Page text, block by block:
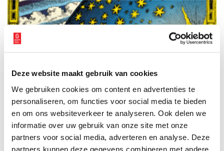
Deze website maakt gebruik van cookies
We gebruiken cookies om content en advertenties te
personaliseren, om functies voor social media te bieden
en om ons websiteverkeer te analyseren. Ook delen we
informatie over uw gebruik van onze site met onze
partners voor social media, adverteren en analyse. Deze
partners kunnen deze gegevens combineren met andere
De aarde als platte schijf – het klinkt als
samenzweringstheorie, maar dit idee zit verrassend diep
geworteld in de menselijke geschiedenis. Ondanks vroege
pogingen van oud-Griekse en middeleeuwse wetenschappers
om de bolvorm aan te tonen, heeft het nog honderden jaren
geduurd voordat dit inzicht het grote publiek bereikte.
Tegenwoordig zien we zelfs weer een opleving van de platte